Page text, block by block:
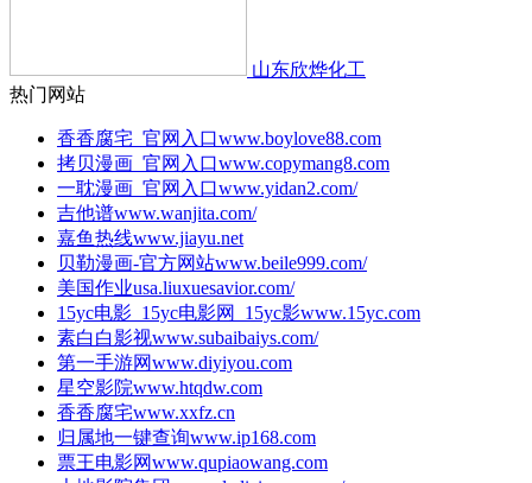
山东欣烨化工
热门网站
香香腐宅_官网入口www.boylove88.com
拷贝漫画_官网入口www.copymang8.com
一耽漫画_官网入口www.yidan2.com/
吉他谱www.wanjita.com/
嘉鱼热线www.jiayu.net
贝勒漫画-官方网站www.beile999.com/
美国作业usa.liuxuesavior.com/
15yc电影_15yc电影网_15yc影www.15yc.com
素白白影视www.subaibaiys.com/
第一手游网www.diyiyou.com
星空影院www.htqdw.com
香香腐宅www.xxfz.cn
归属地一键查询www.ip168.com
票王电影网www.qupiaowang.com